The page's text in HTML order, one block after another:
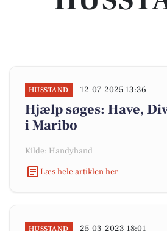
HUSSTAND 12-07-2025 13:36
Hjælp søges: Have,
i Maribo
Kilde: Handyhand
Læs hele artiklen her
HUSSTAND 25-03-2023 18:01